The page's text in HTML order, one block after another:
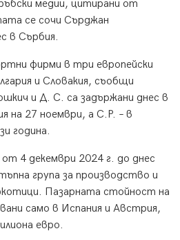
медии, цитирани от
се сочи Сърджан
в Сърбия.
фирми в три европейски
и Словакия, съобщи
и Д. С. са задържани днес в
на 27 ноември, а С.Р. – в
година.
4 декември 2024 г. до днес
група за производство и
Пазарната стойност на
само в Испания и Австрия,
евро.